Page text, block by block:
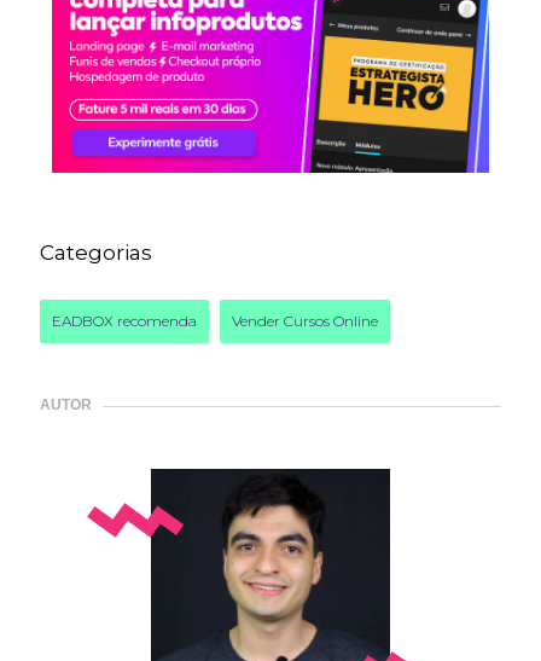
Categorias
EADBOX recomenda Vender Cursos Online
AUTOR